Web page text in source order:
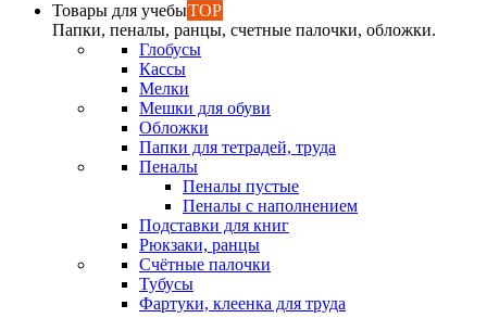
Товары для учебыTOP
Папки, пеналы, ранцы, счетные палочки, обложки.
Глобусы
Кассы
Мелки
Мешки для обуви
Обложки
Папки для тетрадей, труда
Пеналы
Пеналы пустые
Пеналы с наполнением
Подставки для книг
Рюкзаки, ранцы
Счётные палочки
Тубусы
Фартуки, клеенка для труда